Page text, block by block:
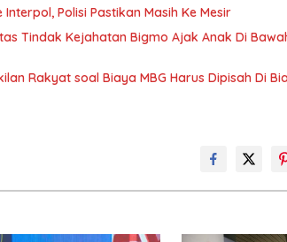
Polisi Pastikan Masih Ke Mesir
Tindak Kejahatan Bigmo Ajak Anak Di
Rakyat soal Biaya MBG Harus Dipisah Di